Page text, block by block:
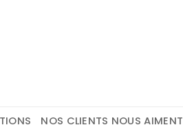
NOS CLIENTS NOUS AIMENT